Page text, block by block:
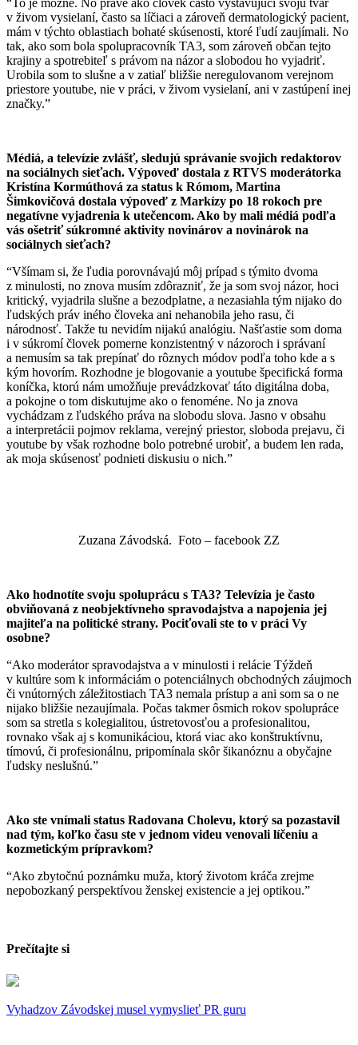
“To je možné. No práve ako človek často vystavujúci svoju tvár
v živom vysielaní, často sa líčiaci a zároveň dermatologický pacient,
mám v týchto oblastiach bohaté skúsenosti, ktoré ľudí zaujímali. No
tak, ako som bola spolupracovník TA3, som zároveň občan tejto
krajiny a spotrebiteľ s právom na názor a slobodou ho vyjadriť.
Urobila som to slušne a v zatiaľ bližšie neregulovanom verejnom
priestore youtube, nie v práci, v živom vysielaní, ani v zastúpení inej
značky.”
Médiá, a televízie zvlášť, sledujú správanie svojich redaktorov
na sociálnych sieťach. Výpoveď dostala z RTVS moderátorka
Kristína Kormúthová za status k Rómom, Martina
Šimkovičová dostala výpoveď z Markízy po 18 rokoch pre
negatívne vyjadrenia k utečencom. Ako by mali médiá podľa
vás ošetriť súkromné aktivity novinárov a novinárok na
sociálnych sieťach?
“Všímam si, že ľudia porovnávajú môj prípad s týmito dvoma
z minulosti, no znova musím zdôrazniť, že ja som svoj názor, hoci
kritický, vyjadrila slušne a bezodplatne, a nezasiahla tým nijako do
ľudských práv iného človeka ani nehanobila jeho rasu, či
národnosť. Takže tu nevidím nijakú analógiu. Našťastie som doma
i v súkromí človek pomerne konzistentný v názoroch i správaní
a nemusím sa tak prepínať do rôznych módov podľa toho kde a s
kým hovorím. Rozhodne je blogovanie a youtube špecifická forma
koníčka, ktorú nám umožňuje prevádzkovať táto digitálna doba,
a pokojne o tom diskutujme ako o fenoméne. No ja znova
vychádzam z ľudského práva na slobodu slova. Jasno v obsahu
a interpretácii pojmov reklama, verejný priestor, sloboda prejavu, či
youtube by však rozhodne bolo potrebné urobiť, a budem len rada,
ak moja skúsenosť podnieti diskusiu o nich.”
Zuzana Závodská. Foto – facebook ZZ
Ako hodnotíte svoju spoluprácu s TA3? Televízia je často
obviňovaná z neobjektívneho spravodajstva a napojenia jej
majiteľa na politické strany. Pociťovali ste to v práci Vy
osobne?
“Ako moderátor spravodajstva a v minulosti i relácie Týždeň
v kultúre som k informáciám o potenciálnych obchodných záujmoch
či vnútorných záležitostiach TA3 nemala prístup a ani som sa o ne
nijako bližšie nezaujímala. Počas takmer ôsmich rokov spolupráce
som sa stretla s kolegialitou, ústretovosťou a profesionalitou,
rovnako však aj s komunikáciou, ktorá viac ako konštruktívnu,
tímovú, či profesionálnu, pripomínala skôr šikanóznu a obyčajne
ľudsky neslušnú.”
Ako ste vnímali status Radovana Cholevu, ktorý sa pozastavil
nad tým, koľko času ste v jednom videu venovali líčeniu a
kozmetickým prípravkom?
“Ako zbytočnú poznámku muža, ktorý životom kráča zrejme
nepobozkaný perspektívou ženskej existencie a jej optikou.”
Prečítajte si
Vyhadzov Závodskej musel vymyslieť PR guru